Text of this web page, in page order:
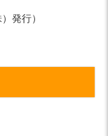
発行）